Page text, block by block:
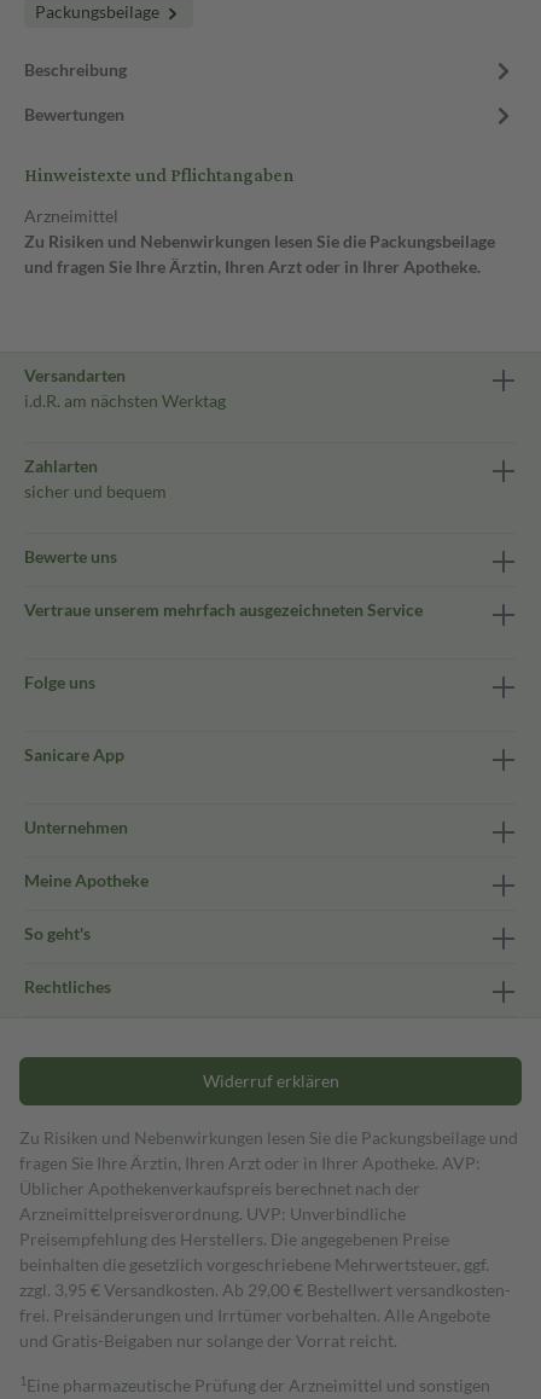
Packungsbeilage
Beschreibung
Bewertungen
Hinweistexte und Pflichtangaben
Arzneimittel
Zu Risiken und Nebenwirkungen lesen Sie die Packungsbeilage
und fragen Sie Ihre Ärztin, Ihren Arzt oder in Ihrer Apotheke.
Versandarten
i.d.R. am nächsten Werktag
Zahlarten
sicher und bequem
Bewerte uns
Vertraue unserem mehrfach ausgezeichneten Service
Folge uns
Sanicare App
Unternehmen
Meine Apotheke
So geht's
Rechtliches
Widerruf erklären
Zu Risiken und Nebenwirkungen lesen Sie die Packungsbeilage und
fragen Sie Ihre Ärztin, Ihren Arzt oder in Ihrer Apotheke. AVP:
Üblicher Apothekenverkaufspreis berechnet nach der
Arzneimittelpreisverordnung. UVP: Unverbindliche
Preisempfehlung des Herstellers. Die angegebenen Preise
beinhalten die gesetzlich vorgeschriebene Mehrwertsteuer, ggf.
zzgl. 3,95 € Versandkosten. Ab 29,00 € Bestell­wert versand­kosten­
frei. Preisänderungen und Irrtümer vorbehalten. Alle Angebote
und Gratis-Beigaben nur solange der Vorrat reicht.
1 Eine pharmazeutische Prüfung der Arzneimittel und sonstigen